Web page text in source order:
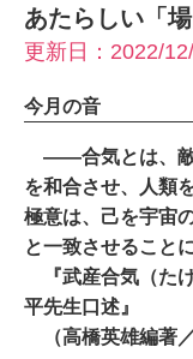
あたらしい「
更新日：2022/
今月の音
――合気とは、敵
を和合させ、人類
極意は、己を宇宙
と一致させること
『武産合気（た
平先生口述』
（高橋英雄編著